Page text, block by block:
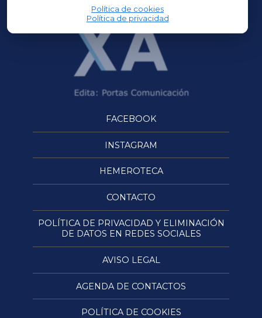
Política de cookies
Política de privacidad
FACEBOOK
INSTAGRAM
HEMEROTECA
CONTACTO
POLÍTICA DE PRIVACIDAD Y ELIMINACIÓN
DE DATOS EN REDES SOCIALES
AVISO LEGAL
AGENDA DE CONTACTOS
POLÍTICA DE COOKIES